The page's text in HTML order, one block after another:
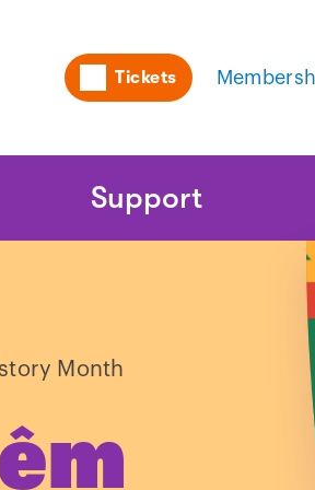
Utility
Tickets
Support
Month